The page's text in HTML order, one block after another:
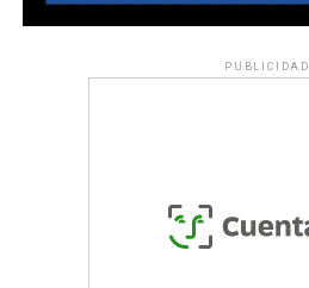
PUBLICIDAD